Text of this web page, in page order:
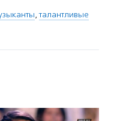
,талантливые